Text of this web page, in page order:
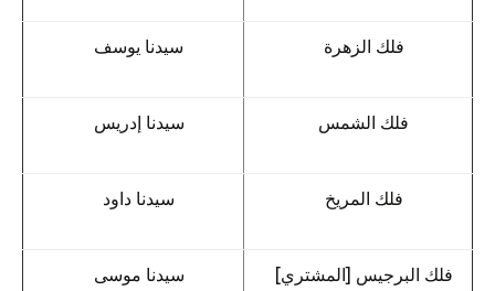
فلك الزهرة سيدنا يوسف
فلك الشمس سيدنا إدريس
فلك المريخ سيدنا داود
فلك البرجيس [المشتري] سيدنا موسى